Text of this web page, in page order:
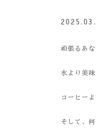
頑張るあ
水より美
コーヒー
そして、